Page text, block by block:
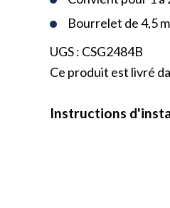
Bourrelet de 4,5
UGS : CSG2484B
Ce produit est livré
Instructions